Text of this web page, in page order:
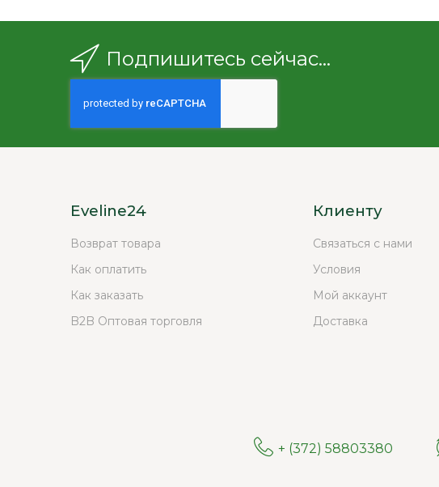
Подпишитесь сейчас...
Eveline24
Возврат товара
Как оплатить
Как заказать
B2B Оптовая торговля
Клиенту
Связаться с нами
Условия
Мой аккаунт
Доставка
+ (372) 58803380